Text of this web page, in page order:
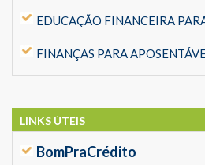
EDUCAÇÃO FINANCEIRA
FINANÇAS PARA
LINKS ÚTEIS
BomPraCrédito